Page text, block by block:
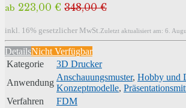
ab 223,00 € 348,00 €
inkl. 16% gesetzlicher MwSt. Zuletzt aktualisiert am: 6.
DetailsNicht Verfügbar
Kategorie
3D Drucker
Anwendung
Anschauungsmuster, Hobby und
Konzeptmodelle,
Verfahren
FDM